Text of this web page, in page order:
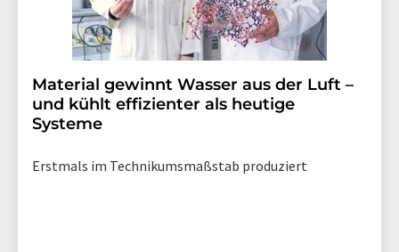
Material gewinnt Wasser aus der Luft –
und kühlt effizienter als heutige
Systeme
Erstmals im Technikumsmaßstab produziert